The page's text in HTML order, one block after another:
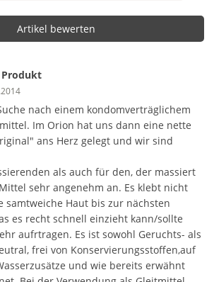
Artikel bewerten
Produkt
nach einem kondomverträglichem
Im Orion hat uns dann eine nette
ans Herz gelegt und wir sind
als auch für den, der massiert
sehr angenehm an. Es klebt nicht
samtweiche Haut bis zur nächsten
es recht schnell einzieht kann/sollte
aufrtragen. Es ist sowohl Geruchts- als
frei von Konservierungsstoffen,auf
und wie bereits erwähnt